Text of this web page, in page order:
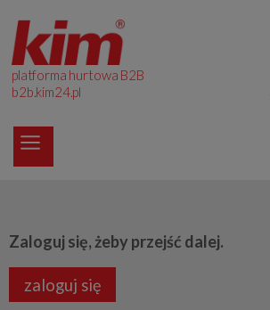
platforma hurtowa B2B
b2b.kim24.pl
Zaloguj się, żeby przejść dalej.
zaloguj się